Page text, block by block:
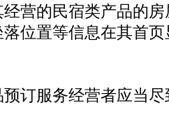
营的民宿类产品的
位置等信息在其首
订服务经营者应当